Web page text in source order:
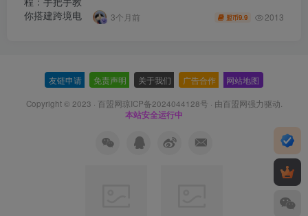
3个月前 盟币9.9 2013
友链申请 免责声明 关于我们 广告合作 网站地图
Copyright © 2023 · 百盟网琼ICP备2024044128号 · 由百盟网强力驱动.
本站安全运行中